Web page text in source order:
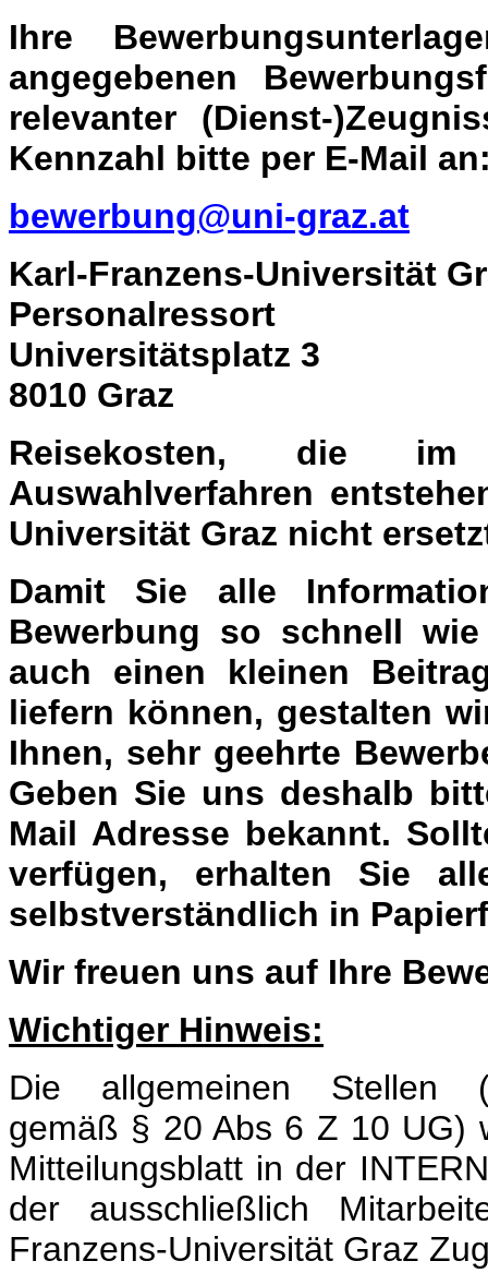
Ihre
angegebenen
relevanter (Dienst-
Kennzahl bitte per E-Mail
bewerbung@uni-graz.at
Karl-Franzens-Universität
Personalressort
Universitätsplatz 3
8010 Graz
Reisekosten, die im
Auswahlverfahren
Universität Graz nicht
Damit Sie alle
Bewerbung so schnell
auch einen kleinen
liefern können, gestalten
Ihnen, sehr geehrte
Geben Sie uns deshalb
Mail Adresse bekannt.
verfügen, erhalten Sie
selbstverständlich in
Wir freuen uns auf Ihre
Wichtiger Hinweis:
Die allgemeinen Stellen
gemäß § 20 Abs 6 Z 10 UG)
Mitteilungsblatt in der
der ausschließlich
Franzens-Universität Graz